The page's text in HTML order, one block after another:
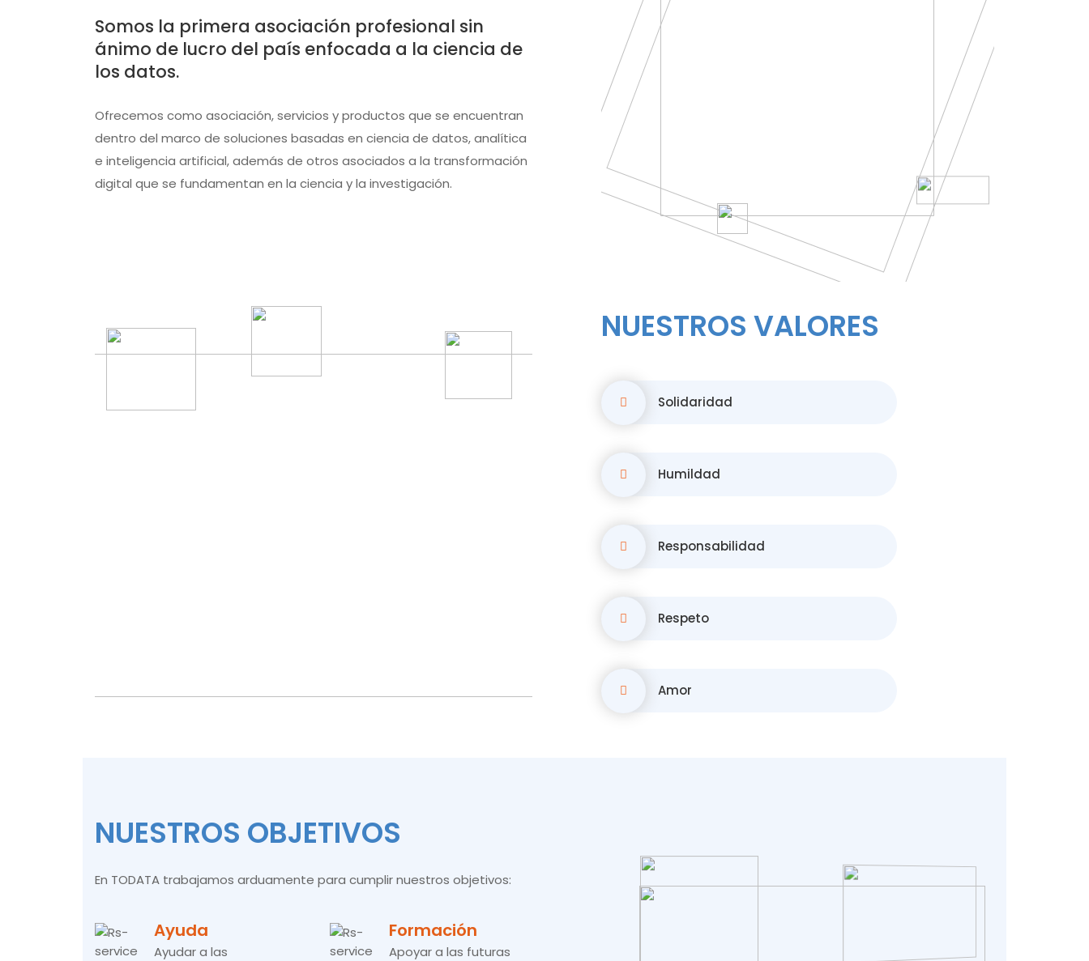
Somos la primera asociación profesional sin
ánimo de lucro del país enfocada a la ciencia de
los datos.
Ofrecemos como asociación, servicios y productos que se encuentran
dentro del marco de soluciones basadas en ciencia de datos, analítica
e inteligencia artificial, además de otros asociados a la transformación
digital que se fundamentan en la ciencia y la investigación.
NUESTROS VALORES
Solidaridad
Humildad
Responsabilidad
Respeto
Amor
NUESTROS OBJETIVOS
En TODATA trabajamos arduamente para cumplir nuestros objetivos:
Ayuda
Ayudar a las
Formación
Apoyar a las futuras